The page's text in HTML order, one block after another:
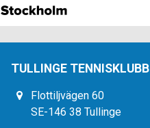
TULLINGE TENNISKLUBB
Flottiljvägen 60
SE-146 38 Tullinge